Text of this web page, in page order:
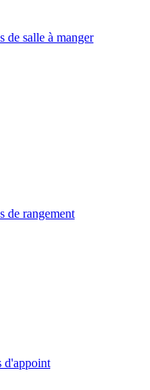
de salle à manger
de rangement
d'appoint